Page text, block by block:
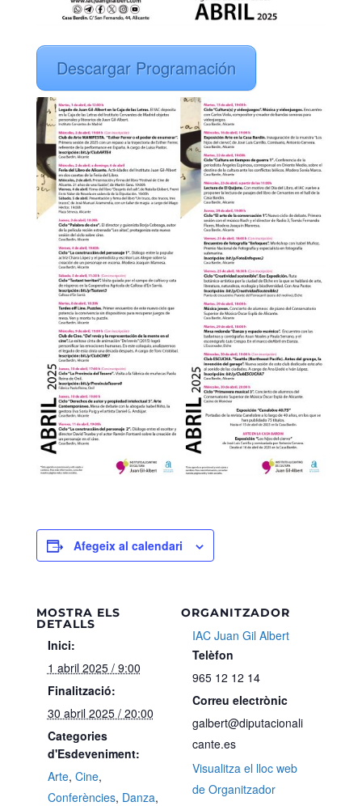
Descargar Programación
Afegeix al calendari
MOSTRA ELS
DETALLS
Inici:
1 abril 2025 / 9:00
Finalització:
30 abril 2025 / 20:00
Categories
d'Esdeveniment:
Arte, Cine,
Conferències, Danza,
ORGANITZADOR
IAC Juan Gil Albert
Telèfon
965 12 12 14
Correu electrònic
galbert@diputacionali
cante.es
Visualitza el lloc web
de Organitzador